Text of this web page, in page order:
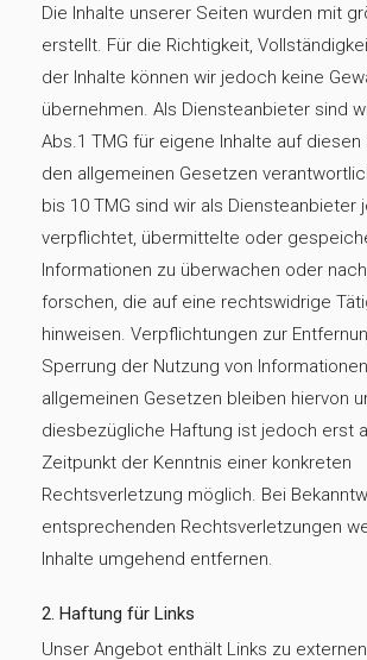
Die Inhalte unserer Seiten wurden mit
erstellt. Für die Richtigkeit,
der Inhalte können wir jedoch keine
übernehmen. Als Diensteanbieter sind
Abs.1 TMG für eigene Inhalte auf
den allgemeinen Gesetzen
bis 10 TMG sind wir als Diensteanbieter
verpflichtet, übermittelte oder
Informationen zu überwachen oder
forschen, die auf eine rechtswidrige
hinweisen. Verpflichtungen zur
Sperrung der Nutzung von
allgemeinen Gesetzen bleiben hiervon
diesbezügliche Haftung ist jedoch erst
Zeitpunkt der Kenntnis einer konkreten
Rechtsverletzung möglich. Bei
entsprechenden Rechtsverletzungen
Inhalte umgehend entfernen.
2. Haftung für Links
Unser Angebot enthält Links zu